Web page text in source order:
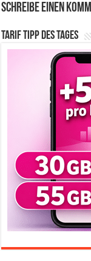
Schreibe einen
Tarif Tipp des Tages